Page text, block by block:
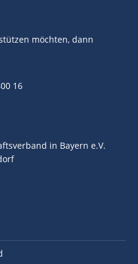
möchten, dann
16
in Bayern e.V.